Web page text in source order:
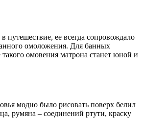
ее всегда сопровождало
омоложения. Для банных
омовения матрона станет юной и
модно было рисовать поверх белил
румяна – соединений ртути, краску